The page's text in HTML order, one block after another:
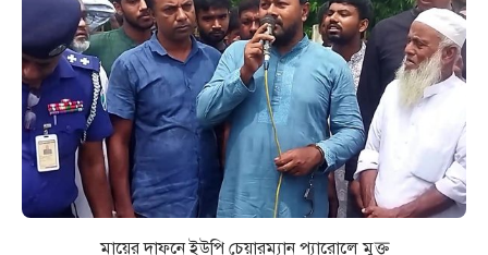
মায়ের দাফনে ইউপি চেয়ারম্যান প্যারোলে মুক্ত